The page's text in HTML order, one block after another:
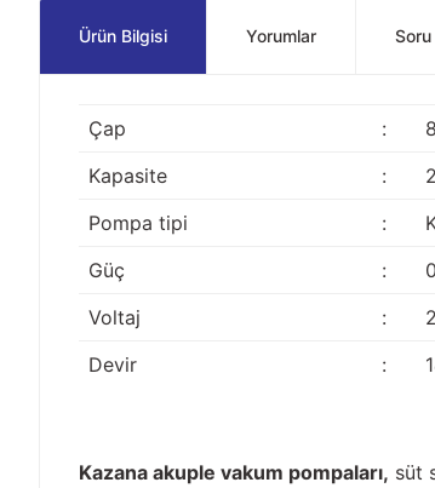
Ürün Bilgisi Yorumlar
Çap :
Kapasite
:
Pompa tipi
:
Güç
:
Voltaj
:
Devir
:
Kazana akuple vakum pompaları, süt